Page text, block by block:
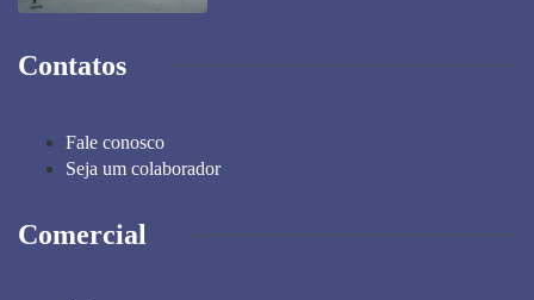
Contatos
Fale conosco
Seja um colaborador
Comercial